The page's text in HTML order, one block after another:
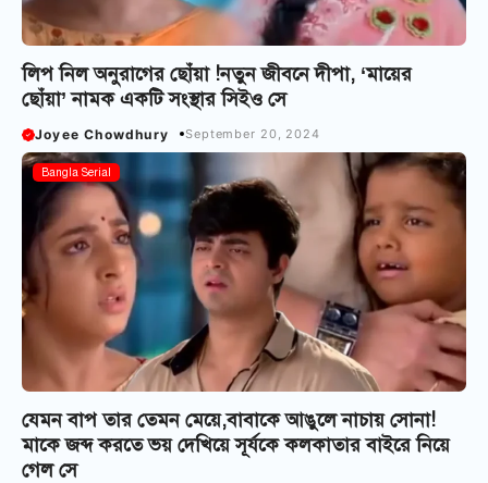
লিপ নিল অনুরাগের ছোঁয়া !নতুন জীবনে দীপা, ‘মায়ের
ছোঁয়া’ নামক একটি সংস্থার সিইও সে
Joyee Chowdhury September 20, 2024
Bangla Serial
যেমন বাপ তার তেমন মেয়ে,বাবাকে আঙুলে নাচায় সোনা!
মাকে জব্দ করতে ভয় দেখিয়ে সূর্যকে কলকাতার বাইরে নিয়ে
গেল সে